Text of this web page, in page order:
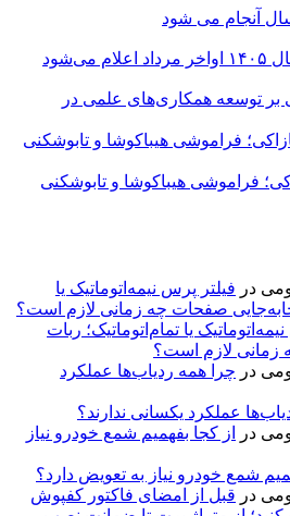
سال آنجام می شود
بر توسعه همکاری‌های علمی در
فراموشی هیباکوشا و تابوشکنی
در فیلتر پرس نیمه‌اتوماتیک یا
جابه‌جایی صفحات چه زمانی لازم است؟
یا تمام‌اتوماتیک؛ ربات
زمانی لازم است؟
در چرا همه ردیاب‌ها عملکرد
عملکرد یکسانی ندارند؟
در
از کجا بفهمیم شمع خودرو نیاز
شمع خودرو نیاز به تعویض دارد؟
در قبل از امضای فاکتور کفپوش